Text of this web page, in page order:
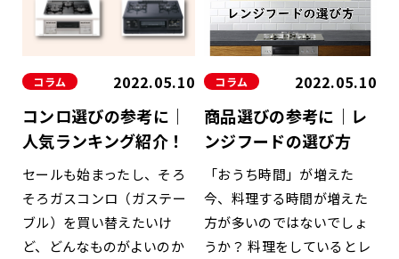
コンロ選びの参考に｜
人気ランキング紹介！
コラム 2022.05.10
セールも始まったし、そろ
そろガスコンロ（ガステー
ブル）を買い替えたいけ
ど、どんなものがよいのか
商品選びの参考に｜レ
ンジフードの選び方
コラム 2022.05.10
「おうち時間」が増えた
今、料理する時間が増えた
方が多いのではないでしょ
うか？ 料理をしているとレ